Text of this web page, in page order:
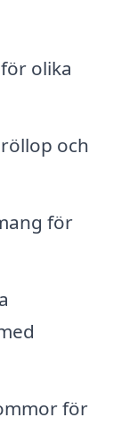
olika
och
för
för